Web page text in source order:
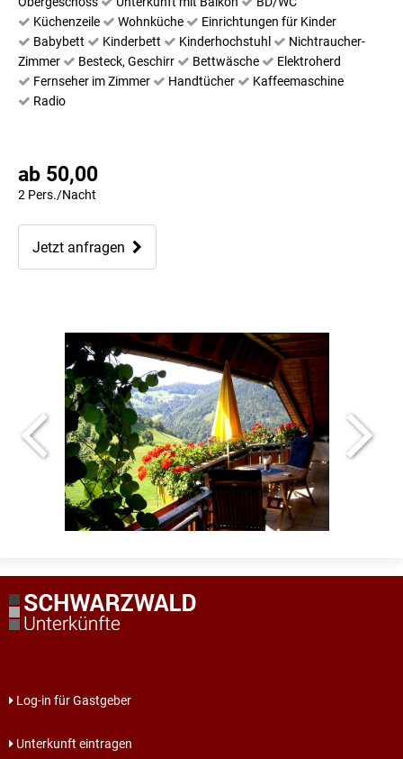
Küchenzeile
Wohnküche
Einrichtungen für Kinder
Babybett
Kinderbett Kinderhochstuhl
Nichtraucher-
Zimmer
Besteck, Geschirr Bettwäsche
Elektroherd
Fernseher im Zimmer
Handtücher
Kaffeemaschine
Radio
ab 50,00
2 Pers./Nacht
Jetzt anfragen
Log-in für Gastgeber
Unterkunft eintragen